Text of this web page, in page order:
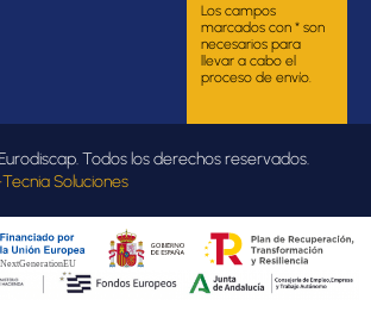
Los campos
marcados con * son
necesarios para
llevar a cabo el
proceso de envío.
Todos los derechos reservados.
Soluciones